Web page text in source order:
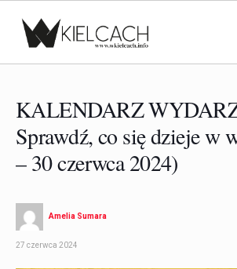
KALENDARZ
Sprawdź, co się dzieje w
– 30 czerwca 2024)
Amelia Sumara
27 czerwca 2024